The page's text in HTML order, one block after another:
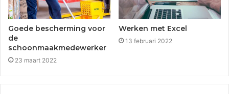
Goede bescherming voor
de
schoonmaakmedewerker
23 maart 2022
Werken met Excel
13 februari 2022